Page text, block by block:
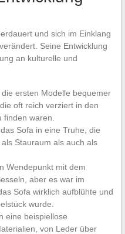
und sich im Einklang
Seine Entwicklung
an kulturelle und
ersten Modelle bequemer
oft reich verziert in den
waren.
Sofa in eine Truhe, die
Stauraum als auch als
Wendepunkt mit dem
aber es war im
Sofa wirklich aufblühte und
wurde.
eine beispiellose
von Leder über